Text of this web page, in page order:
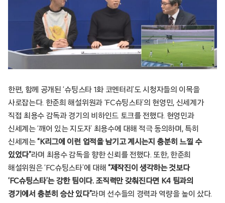
한편, 함께 공개된 ‘슈팅스타 1화 코멘터리’도 시청자들의 이목을
사로잡는다. 한준희 해설위원과 ‘FC슈팅스타’의 현영민, 신세계가
직접 최용수 감독과 경기의 비하인드 토크를 전했다. 현영민과
신세계는 ‘깨어 있는 지도자’ 최용수에 대해 적극 동의하며, 특히
신세계는“K리그에 이런 업적을 남기고 계시는지 충분히 느낄 수
있었다”라며 최용수 감독을 향한 신뢰를 전했다. 또한, 한준희
해설위원은 ‘FC슈팅스타’에 대해 “제작진이 생각하는 것보다
‘FC슈팅스타’는 강한 팀이다. 조직력만 갖춰진다면 K4 팀과의
경기에서 충분히 승산 있다”라며 선수들의 경력과 역량을 높이 샀다.